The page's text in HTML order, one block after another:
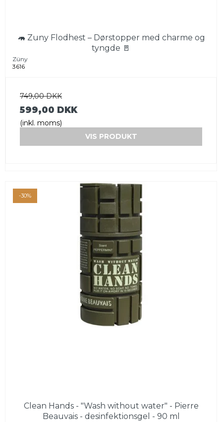
🦛 Zuny Flodhest – Dørstopper med charme og
tyngde 🚪
Züny
3616
749,00 DKK
599,00 DKK
(inkl. moms)
VIS PRODUKT
-30%
Clean Hands - "Wash without water" - Pierre
Beauvais - desinfektionsgel - 90 ml